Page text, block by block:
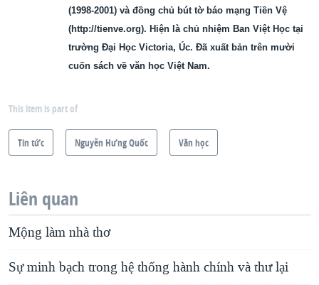
(1998-2001) và đồng chủ bút tờ báo mạng Tiền Vệ
(http://tienve.org). Hiện là chủ nhiệm Ban Việt Học tại
trường Đại Học Victoria, Úc. Đã xuất bản trên mười
cuốn sách về văn học Việt Nam.
This item is part of
Tin tức Nguyễn Hưng Quốc Văn học
Liên quan
Mộng làm nhà thơ
Sự minh bạch trong hệ thống hành chính và thư lại